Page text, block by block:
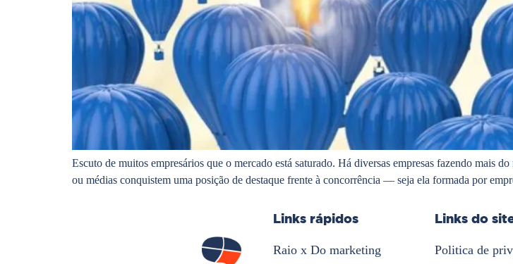
Escuto de muitos empresários que o mercado está saturado. Há diversas empresas fazendo mais
ou médias conquistem uma posição de destaque frente à concorrência — seja ela formada por
Links rápidos
Raio x Do marketing
Links do
Politica de